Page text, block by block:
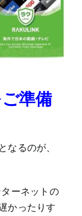
準備
るのが、
ーネットの
かったりす